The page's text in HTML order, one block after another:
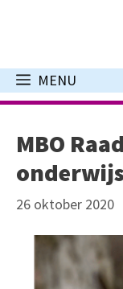
inhoud
MENU
MBO
26 oktober 2020